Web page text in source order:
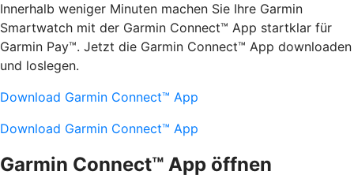
Innerhalb weniger Minuten machen Sie Ihre Garmin
Smartwatch mit der Garmin Connect™ App startklar für
Garmin Pay™. Jetzt die Garmin Connect™ App downloaden
und loslegen.
Download Garmin Connect™ App
Download Garmin Connect™ App
Garmin Connect™ App öffnen